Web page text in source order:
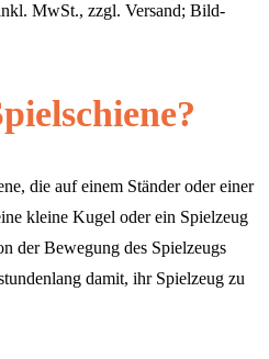
MwSt., zzgl. Versand; Bild-
die auf einem Ständer oder einer
kleine Kugel oder ein Spielzeug
der Bewegung des Spielzeugs
damit, ihr Spielzeug zu